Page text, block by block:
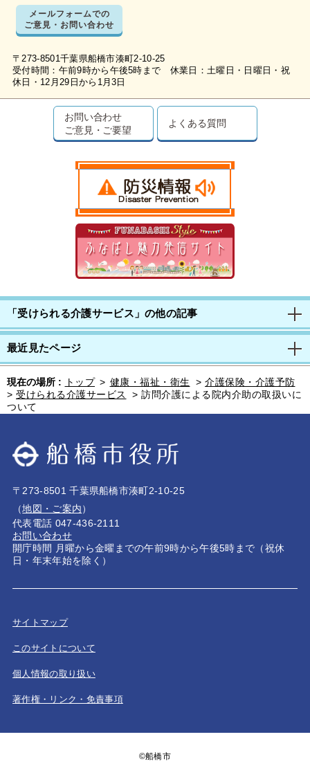
メールフォームでの
ご意見・お問い合わせ
〒273-8501千葉県船橋市湊町2-10-25
受付時間：午前9時から午後5時まで 休業日：土曜日・日曜日・祝
休日・12月29日から1月3日
お問い合わせ
ご意見・ご要望
よくある質問
「受けられる介護サービス」の他の記事
最近見たページ
現在の場所 : トップ > 健康・福祉・衛生 > 介護保険・介護予防
> 受けられる介護サービス > 訪問介護による院内介助の取扱いに
ついて
〒273-8501 千葉県船橋市湊町2-10-25
（地図・ご案内）
代表電話 047-436-2111
お問い合わせ
開庁時間 月曜から金曜までの午前9時から午後5時まで（祝休
日・年末年始を除く）
サイトマップ
このサイトについて
個人情報の取り扱い
著作権・リンク・免責事項
©船橋市